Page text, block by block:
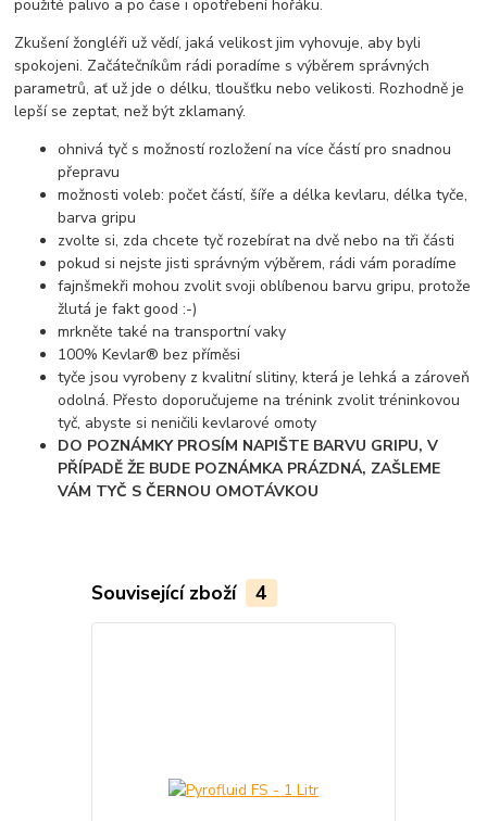
použité palivo a po čase i opotřebení hořáku.
Zkušení žongléři už vědí, jaká velikost jim vyhovuje, aby byli
spokojeni. Začátečníkům rádi poradíme s výběrem správných
parametrů, ať už jde o délku, tloušťku nebo velikosti. Rozhodně je
lepší se zeptat, než být zklamaný.
ohnivá tyč s možností rozložení na více částí pro snadnou
přepravu
možnosti voleb: počet částí, šíře a délka kevlaru, délka tyče,
barva gripu
zvolte si, zda chcete tyč rozebírat na dvě nebo na tři části
pokud si nejste jisti správným výběrem, rádi vám poradíme
fajnšmekři mohou zvolit svoji oblíbenou barvu gripu, protože
žlutá je fakt good :-)
mrkněte také na transportní vaky
100% Kevlar® bez příměsi
tyče jsou vyrobeny z kvalitní slitiny, která je lehká a zároveň
odolná. Přesto doporučujeme na trénink zvolit tréninkovou
tyč, abyste si neničili kevlarové omoty
DO POZNÁMKY PROSÍM NAPIŠTE BARVU GRIPU, V
PŘÍPADĚ ŽE BUDE POZNÁMKA PRÁZDNÁ, ZAŠLEME
VÁM TYČ S ČERNOU OMOTÁVKOU
Související zboží 4